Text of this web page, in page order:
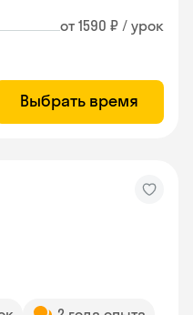
от 1590 ₽ / урок
Выбрать время